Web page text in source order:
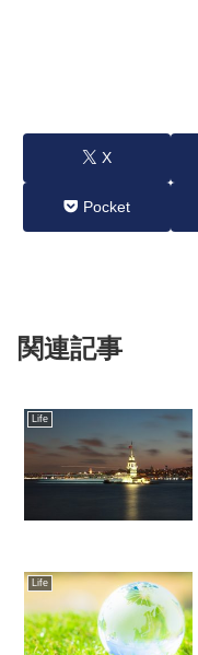
X
Pocket
関連記事
Life
Life